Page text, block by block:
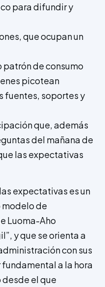
para difundir y
que ocupan un
patrón de consumo
picotean
fuentes, soportes y
que, además
del mañana de
las expectativas
expectativas es un
modelo de
Luoma-Aho
y que se orienta a
con sus
a la hora
desde el que